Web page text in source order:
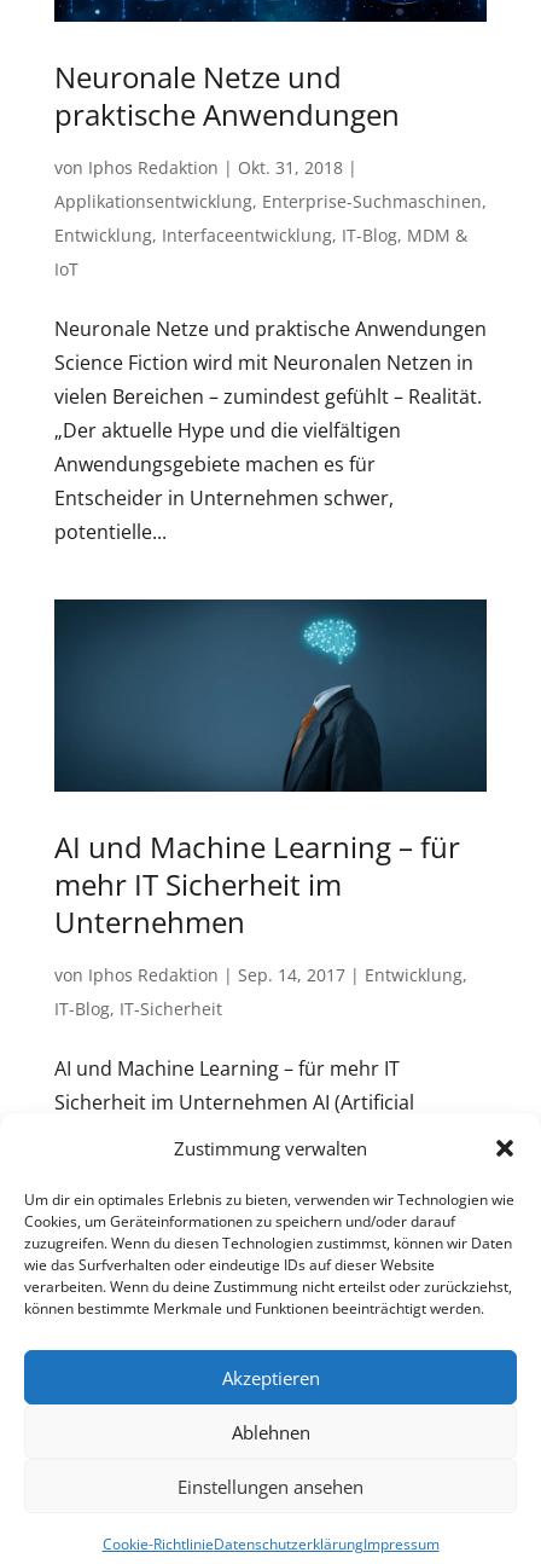
Zustimmung verwalten
Um dir ein optimales Erlebnis zu bieten, verwenden wir Technologien wie
Cookies, um Geräteinformationen zu speichern und/oder darauf
zuzugreifen. Wenn du diesen Technologien zustimmst, können wir Daten
wie das Surfverhalten oder eindeutige IDs auf dieser Website
verarbeiten. Wenn du deine Zustimmung nicht erteilst oder zurückziehst,
können bestimmte Merkmale und Funktionen beeinträchtigt werden.
Akzeptieren
Ablehnen
Einstellungen ansehen
Cookie-RichtlinieDatenschutzerklärungImpressum
Neuronale Netze und
praktische Anwendungen
von Iphos Redaktion | Okt. 31, 2018|
Applikationsentwicklung, Enterprise-Suchmaschinen,
Entwicklung, Interfaceentwicklung, IT-Blog, MDM &
IoT
Neuronale Netze und praktische Anwendungen
Science Fiction wird mit Neuronalen Netzen in
vielen Bereichen – zumindest gefühlt – Realität.
„Der aktuelle Hype und die vielfältigen
Anwendungsgebiete machen es für
Entscheider in Unternehmen schwer,
potentielle...
AI und Machine Learning – für
mehr IT Sicherheit im
Unternehmen
von Iphos Redaktion | Sep. 14, 2017| Entwicklung,
IT-Blog, IT-Sicherheit
AI und Machine Learning – für mehr IT
Sicherheit im Unternehmen AI (Artificial
Intelligence) oder künstliche Intelligenz (KI)
übertragenen Aufgaben. Seit 2015 lebt der
Trend menschliche Intelligenz nachzubilden
nach...
Folgen
Impressum|Datenschutz|AGBs